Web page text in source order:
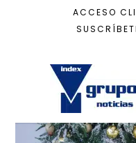
ACCESO
Decoración